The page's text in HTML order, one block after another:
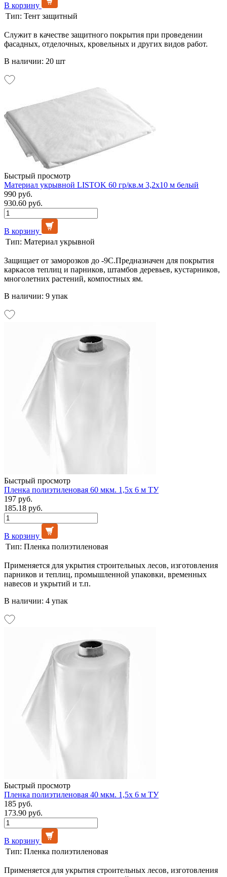
В корзину
Тип: Тент защитный
Служит в качестве защитного покрытия при проведении
фасадных, отделочных, кровельных и других видов работ.
В наличии: 20 шт
Быстрый просмотр
Материал укрывной LISTOK 60 гр/кв.м 3,2х10 м белый
990 руб.
930.60 руб.
В корзину
Тип: Материал укрывной
Защищает от заморозков до -9С.Предназначен для покрытия
каркасов теплиц и парников, штамбов деревьев, кустарников,
многолетних растений, компостных ям.
В наличии: 9 упак
Быстрый просмотр
Пленка полиэтиленовая 60 мкм. 1,5х 6 м ТУ
197 руб.
185.18 руб.
В корзину
Тип: Пленка полиэтиленовая
Применяется для укрытия строительных лесов, изготовления
парников и теплиц, промышленной упаковки, временных
навесов и укрытий и т.п.
В наличии: 4 упак
Быстрый просмотр
Пленка полиэтиленовая 40 мкм. 1,5х 6 м ТУ
185 руб.
173.90 руб.
В корзину
Тип: Пленка полиэтиленовая
Применяется для укрытия строительных лесов, изготовления